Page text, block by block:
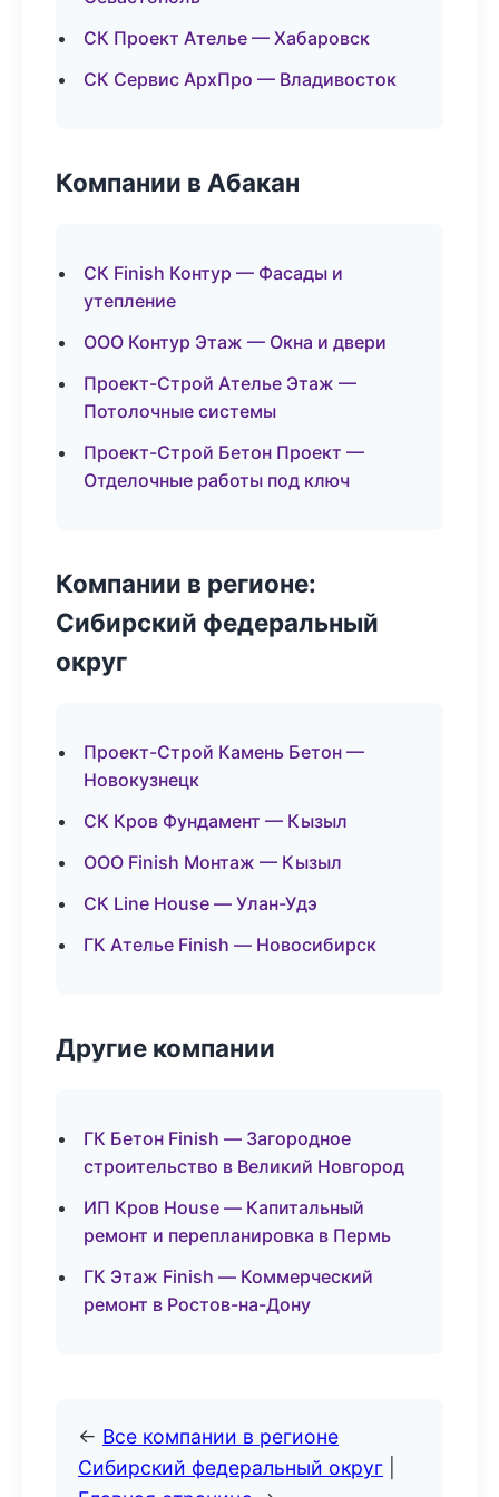
СК Проект Ателье — Хабаровск
СК Сервис АрхПро — Владивосток
Компании в Абакан
СК Finish Контур — Фасады и
утепление
ООО Контур Этаж — Окна и двери
Проект-Строй Ателье Этаж —
Потолочные системы
Проект-Строй Бетон Проект —
Отделочные работы под ключ
Компании в регионе:
Сибирский федеральный
округ
Проект-Строй Камень Бетон —
Новокузнецк
СК Кров Фундамент — Кызыл
ООО Finish Монтаж — Кызыл
СК Line House — Улан-Удэ
ГК Ателье Finish — Новосибирск
Другие компании
ГК Бетон Finish — Загородное
строительство в Великий Новгород
ИП Кров House — Капитальный
ремонт и перепланировка в Пермь
ГК Этаж Finish — Коммерческий
ремонт в Ростов-на-Дону
← Все компании в регионе
Сибирский федеральный округ